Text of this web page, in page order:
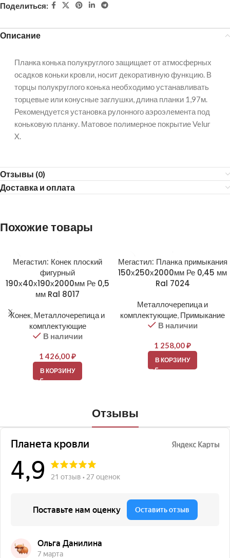
Поделиться:
Описание
Планка конька полукруглого защищает от атмосферных
осадков коньки кровли, носит декоративную функцию. В
торцы полукруглого конька необходимо устанавливать
торцевые или конусные заглушки, длина планки 1,97м.
Рекомендуется установка рулонного аэроэлемента под
коньковую планку. Матовое полимерное покрытие Velur
X.
Отзывы (0)
Доставка и оплата
Похожие товары
Мегастил: Конек плоский
фигурный
190х40х190х2000мм Ре 0,5
мм Ral 8017
Конек, Металлочерепица и
комплектующие
В наличии
1 426,00₽
В КОРЗИНУ
Мегастил: Планка примыкания
150х250х2000мм Ре 0,45 мм
Ral 7024
Металлочерепица и
комплектующие, Примыкание
В наличии
1 258,00₽
В КОРЗИНУ
Отзывы